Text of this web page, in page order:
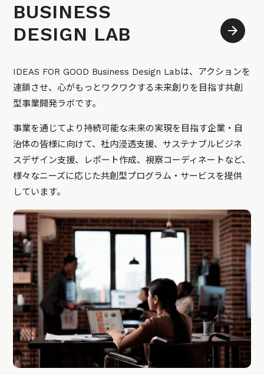
BUSINESS
DESIGN LAB
IDEAS FOR GOOD Business Design Labは、アクションを
連鎖させ、心がもっとワクワクする未来創りを目指す共創
型事業開発ラボです。
事業を通じてより持続可能な未来の実現を目指す企業・自
治体の皆様に向けて、社内浸透支援、サステナブルビジネ
スデザイン支援、レポート作成、視察コーディネートなど、
様々なニーズに応じた共創型プログラム・サービスを提供
しています。